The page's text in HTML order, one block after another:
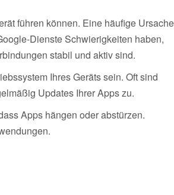
führen können. Eine häufige Ursache
Dienste Schwierigkeiten haben,
stabil und aktiv sind.
Ihres Geräts sein. Oft sind
Updates Ihrer Apps zu.
Apps hängen oder abstürzen.